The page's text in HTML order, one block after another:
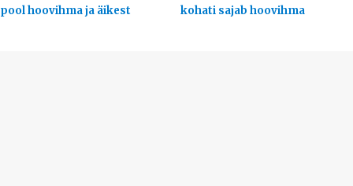
pool hoovihma ja äikest
kohati sajab hoovihma